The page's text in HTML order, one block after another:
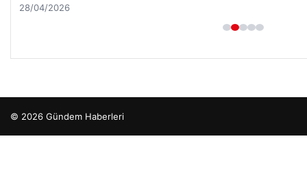
28/04/2026
© 2026 Gündem Haberleri